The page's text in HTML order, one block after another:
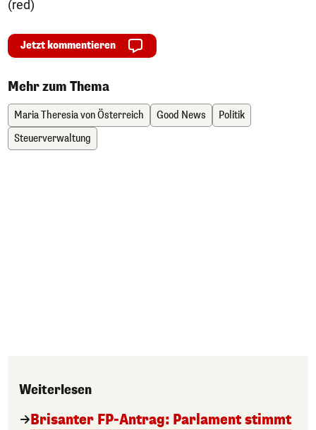
(red)
Jetzt kommentieren
Mehr zum Thema
Maria Theresia von Österreich Good News
Politik
Steuerverwaltung
Weiterlesen
Brisanter FP-Antrag: Parlament stimmt